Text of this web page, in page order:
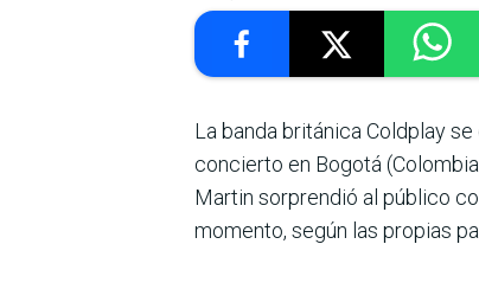
La banda británica Coldplay
concierto en Bogotá
Martin sorprendió al público
momento, según las propias